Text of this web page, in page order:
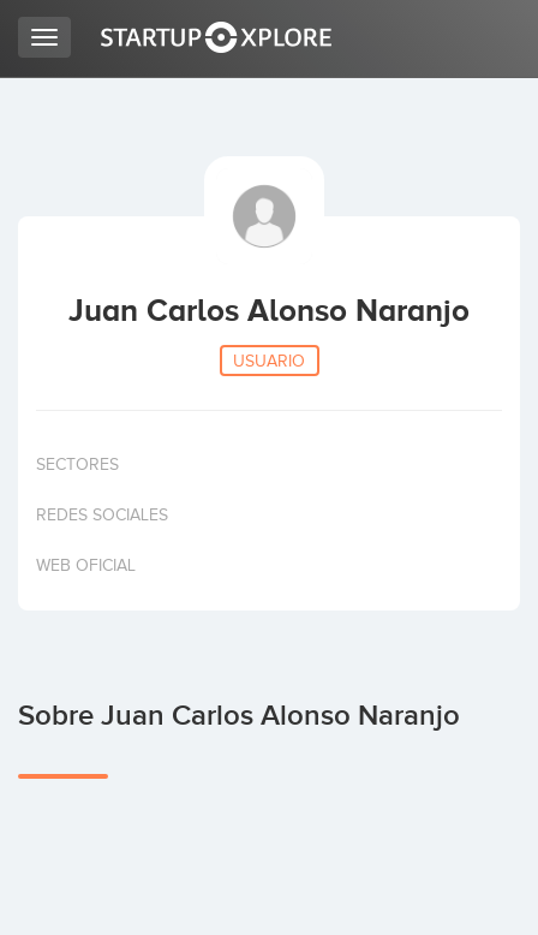
ACCESO
Invertir
Toggle
navigation
Juan Carlos Alonso Naranjo
USUARIO
SECTORES
REDES SOCIALES
WEB OFICIAL
Sobre Juan Carlos Alonso Naranjo